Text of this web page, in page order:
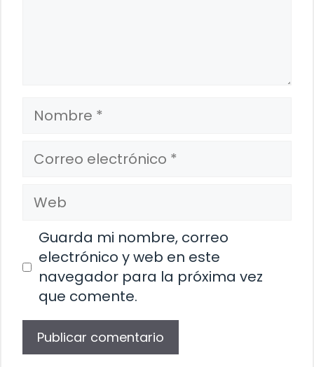
Nombre
Correo
electrónico
Web
Guarda mi nombre, correo
electrónico y web en este
navegador para la próxima vez
que comente.